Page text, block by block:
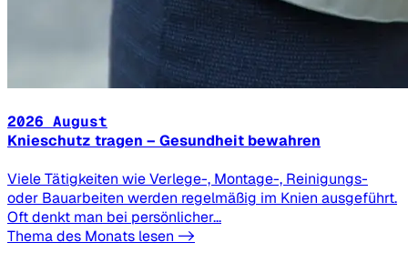
2026 August
Knieschutz tragen – Gesundheit bewahren
Viele Tätigkeiten wie Verlege-, Montage-, Reinigungs-
oder Bauarbeiten werden regelmäßig im Knien ausgeführt.
Oft denkt man bei persönlicher...
Thema des Monats lesen ->